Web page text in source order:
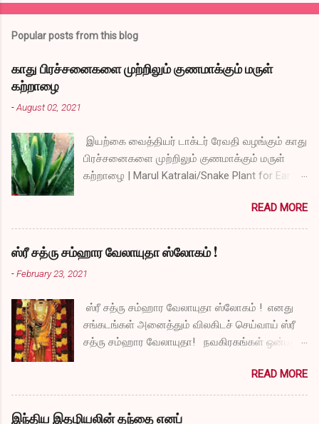
Popular posts from this blog
காது பிரச்சனைகளை முற்றிலும் குணமாக்கும் மருள்
கற்றாழை
-August 02, 2021
இயற்கை வைத்தியர் டாக்டர் ரேவதி வழங்கும் காது
பிரச்சனைகளை முற்றிலும் குணமாக்கும் மருள்
கற்றாழை | Marul Katralai/Snake Plant for Ear
READ MORE
ஸ்ரீ சத்ரு சம்ஹார வேலாயுதா ஸ்லோகம் !
-February 23, 2021
ஸ்ரீ சத்ரு சம்ஹார வேலாயுதா ஸ்லோகம் ! எனது
சங்கடங்கள் அனைத்தும் விலகிடச் செய்வாய் ஸ்ரீ
சத்ரு சம்ஹார வேலாயுதா! நவகிரகங்கள் ஒன்பதும்
வேலாயுதா! சகல விதமான தோஷங்களும் என்னை
விட்டுப் போகட்டும் ஸ்ரீ சத்ரு சம்ஹார வேலாயுதா!
எல்லா விதமான வருத்தங்களும் என்னை விட்டு
READ MORE
இந்திய இதழியலின் தந்தை எனப்